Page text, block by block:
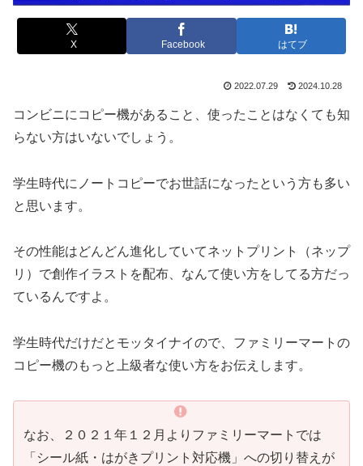
X Facebook はてブ
2022.07.29 2024.10.28
コンビニにコピー機があること、使ったことはなくても知
らない方はいないでしょう。
学生時代にノートコピーでお世話になったという方も多い
と思います。
その性能はどんどん進化していてネットプリント（ネップ
リ）で創作イラストを配布、なんて使い方をしてる方だっ
ているんですよ。
学生時代だけだとモッタイナイので、ファミリーマートの
コピー機のもっと上級者な使い方をお伝えします。
なお、２０２１年１２月よりファミリーマートでは
「シール紙・はがきプリント対応機」への切り替えが